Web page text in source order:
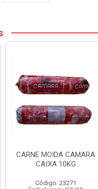
CARNE MOIDA CAMARA
CAIXA 10KG
Código: 23271